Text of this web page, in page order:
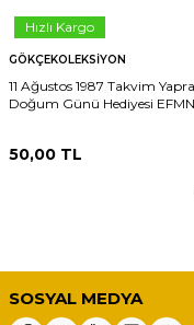
Hızlı Kargo
GÖKÇEKOLEKSIYON
11 Ağustos 1987 Takvim
Doğum Günü Hediyesi
50,00 TL
SOSYAL MEDYA